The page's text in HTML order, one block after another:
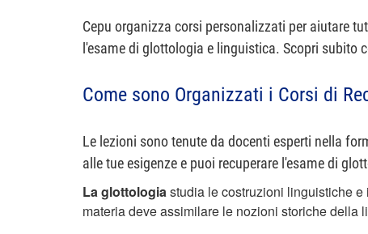
Cepu organizza corsi personalizzati per aiutare
l'esame di glottologia e linguistica. Scopri subito
Come sono Organizzati i Corsi di
Le lezioni sono tenute da docenti esperti nella
alle tue esigenze e puoi recuperare l'esame di
La glottologiastudia le costruzioni linguistiche
materia deve assimilare le nozioni storiche